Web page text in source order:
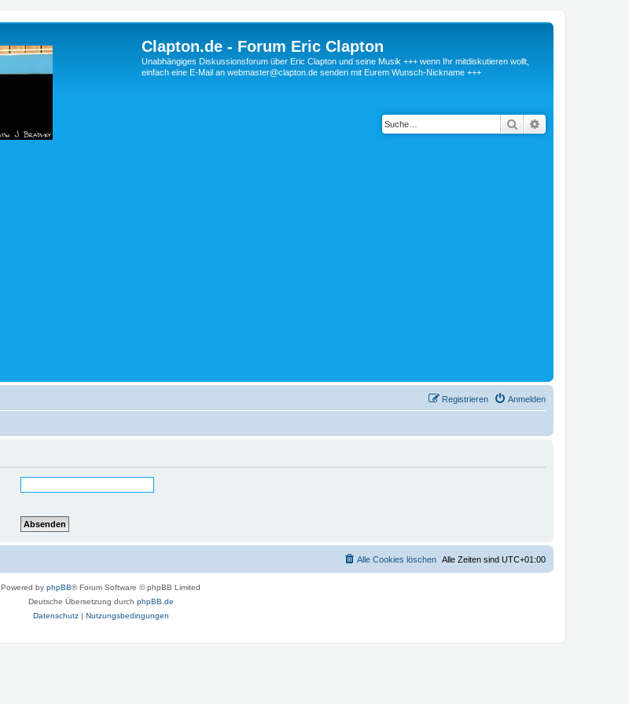
Clapton.de - Forum Eric Clapton
Unabhängiges Diskussionsforum über Eric Clapton und seine Musik +++ wenn Ihr mitdiskutieren wollt,
einfach eine E-Mail an webmaster@clapton.de senden mit Eurem Wunsch-Nickname +++
Suche
Anmelden
Registrieren
Alle Zeiten sind UTC+01:00
Alle Cookies löschen
Powered by phpBB® Forum Software © phpBB Limited
Deutsche Übersetzung durch phpBB.de
Datenschutz| Nutzungsbedingungen